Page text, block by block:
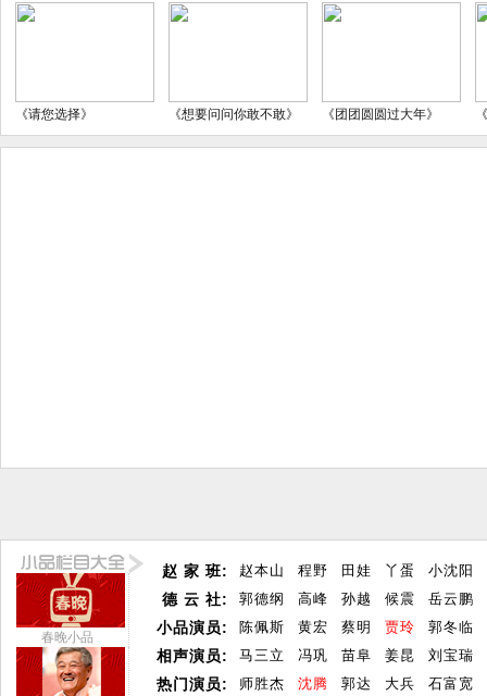
《请您选择》 《想要问问你敢不敢》 《团团圆圆过大年》
春晚小品
赵 家 班:
德 云 社:
小品演员:
相声演员:
热门演员:
赵本山 程野 田娃 丫蛋
小沈阳
郭德纲
高峰 孙越 候震
岳云鹏
陈佩斯
黄宏 蔡明 贾玲
郭冬临
马三立
冯巩 苗阜 姜昆
刘宝瑞
师胜杰
沈腾 郭达 大兵 石富宽